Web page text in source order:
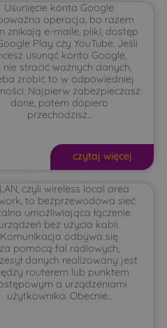
Usunięcie konta Google
operacja, bo razem
znikają e-maile, pliki, dostęp
Play czy YouTube. Jeśli
usunąć konto Google,
nie stracić ważnych danych,
zrobić to w odpowiedniej
Najpierw zabezpieczasz
dane, potem dopiero
przechodzisz...
czytaj więcej
czyli wireless local area
to bezprzewodowa sieć
umożliwiająca łączenie
urządzeń bez użycia kabli.
Komunikacja odbywa się
za pomocą fal radiowych,
danych realizowany jest
routerem lub punktem
a urządzeniami
użytkownika. Obecnie...